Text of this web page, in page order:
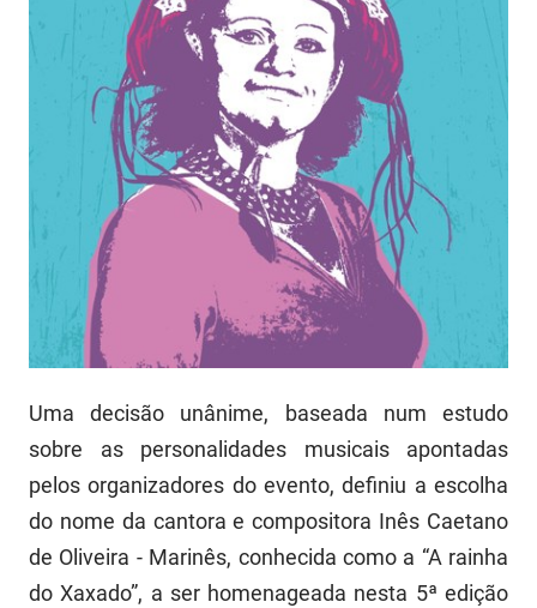
Planejamento, Orçamento e Gestão
Procuradoria Geral do Estado
Representação Institucional
Segurança e Defesa Social
Turismo e Desenvolvimento Econômico
Ouvidoria Geral do Estado
PBGÁS
Uma decisão unânime, baseada num estudo
sobre as personalidades musicais apontadas
pelos organizadores do evento, definiu a escolha
do nome da cantora e compositora Inês Caetano
de Oliveira - Marinês, conhecida como a “A rainha
do Xaxado”, a ser homenageada nesta 5ª edição